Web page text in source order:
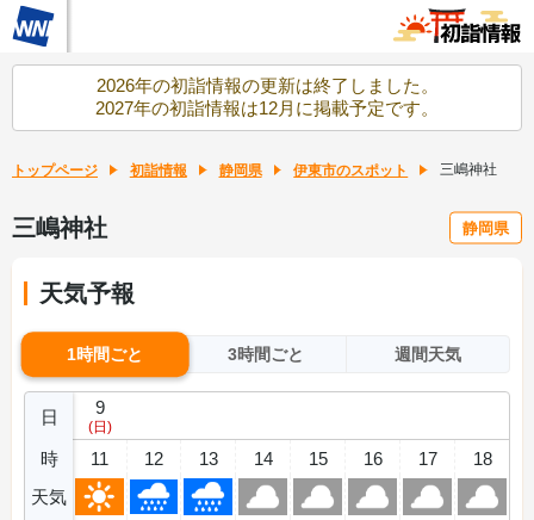
2026年の初詣情報の更新は終了しました。
2027年の初詣情報は12月に掲載予定です。
トップページ 初詣情報 静岡県 伊東市のスポット 三嶋神社
三嶋神社 静岡県
天気予報
1時間ごと 3時間ごと 週間天気
日
時
天気
9
(日)
11 12 13 14 15 16 17 18